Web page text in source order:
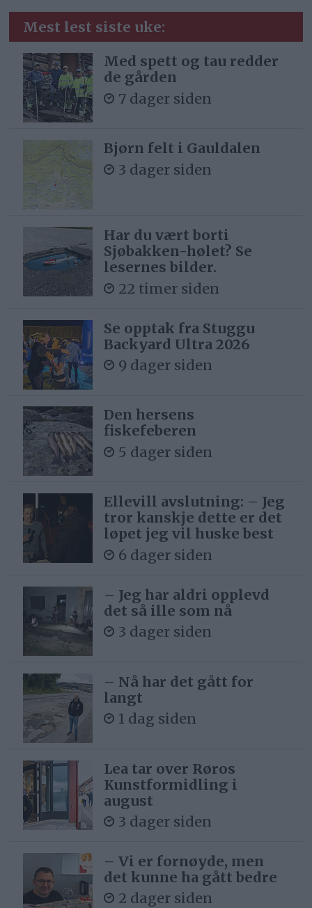
Mest lest siste uke:
Med spett og tau redder
de gården
7 dager siden
Bjørn felt i Gauldalen
3 dager siden
Har du vært borti
Sjøbakken-hølet? Se
lesernes bilder.
22 timer siden
Se opptak fra Stuggu
Backyard Ultra 2026
9 dager siden
Den hersens
fiskefeberen
5 dager siden
Ellevill avslutning: – Jeg
tror kanskje dette er det
løpet jeg vil huske best
6 dager siden
– Jeg har aldri opplevd
det så ille som nå
3 dager siden
– Nå har det gått for
langt
1 dag siden
Lea tar over Røros
Kunstformidling i
august
3 dager siden
– Vi er fornøyde, men
det kunne ha gått bedre
2 dager siden